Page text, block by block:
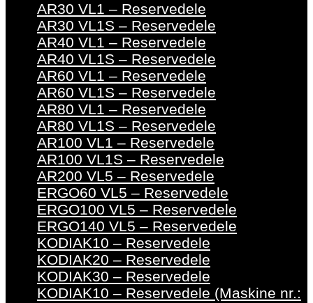
AR30 VL1 – Reservedele
AR30 VL1S – Reservedele
AR40 VL1 – Reservedele
AR40 VL1S – Reservedele
AR60 VL1 – Reservedele
AR60 VL1S – Reservedele
AR80 VL1 – Reservedele
AR80 VL1S – Reservedele
AR100 VL1 – Reservedele
AR100 VL1S – Reservedele
AR200 VL5 – Reservedele
ERGO60 VL5 – Reservedele
ERGO100 VL5 – Reservedele
ERGO140 VL5 – Reservedele
KODIAK10 – Reservedele
KODIAK20 – Reservedele
KODIAK30 – Reservedele
KODIAK10 – Reservedele (Maskine nr.: